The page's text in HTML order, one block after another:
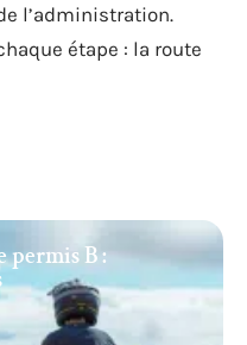
l’administration.
étape : la route
permis B :